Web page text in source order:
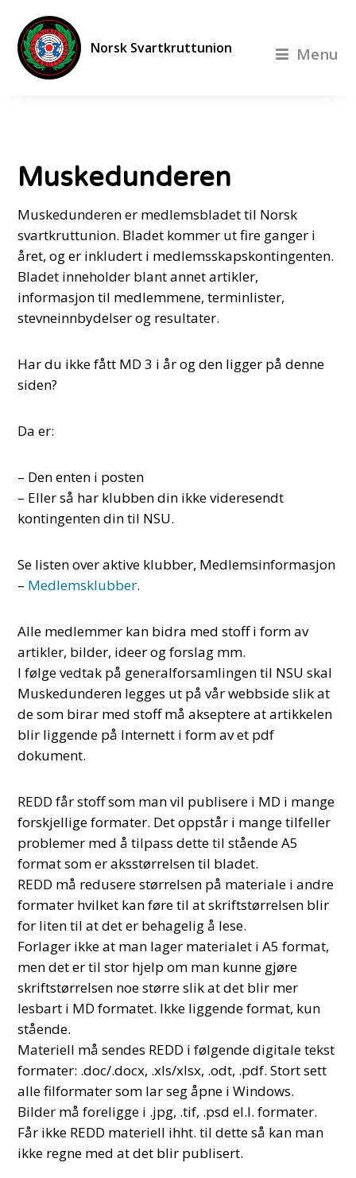
Norsk Svartkruttunion Menu
Muskedunderen
Muskedunderen er medlemsbladet til Norsk
svartkruttunion. Bladet kommer ut fire ganger i
året, og er inkludert i medlemsskapskontingenten.
Bladet inneholder blant annet artikler,
informasjon til medlemmene, terminlister,
stevneinnbydelser og resultater.
Har du ikke fått MD 3 i år og den ligger på denne
siden?
Da er:
– Den enten i posten
– Eller så har klubben din ikke videresendt
kontingenten din til NSU.
Se listen over aktive klubber, Medlemsinformasjon
– Medlemsklubber.
Alle medlemmer kan bidra med stoff i form av
artikler, bilder, ideer og forslag mm.
I følge vedtak på generalforsamlingen til NSU skal
Muskedunderen legges ut på vår webbside slik at
de som birar med stoff må akseptere at artikkelen
blir liggende på Internett i form av et pdf
dokument.
REDD får stoff som man vil publisere i MD i mange
forskjellige formater. Det oppstår i mange tilfeller
problemer med å tilpass dette til stående A5
format som er aksstørrelsen til bladet.
REDD må redusere størrelsen på materiale i andre
formater hvilket kan føre til at skriftstørrelsen blir
for liten til at det er behagelig å lese.
Forlager ikke at man lager materialet i A5 format,
men det er til stor hjelp om man kunne gjøre
skriftstørrelsen noe større slik at det blir mer
lesbart i MD formatet. Ikke liggende format, kun
stående.
Materiell må sendes REDD i følgende digitale tekst
formater: .doc/.docx, .xls/xlsx, .odt, .pdf. Stort sett
alle filformater som lar seg åpne i Windows.
Bilder må foreligge i .jpg, .tif, .psd el.l. formater.
Får ikke REDD materiell ihht. til dette så kan man
ikke regne med at det blir publisert.